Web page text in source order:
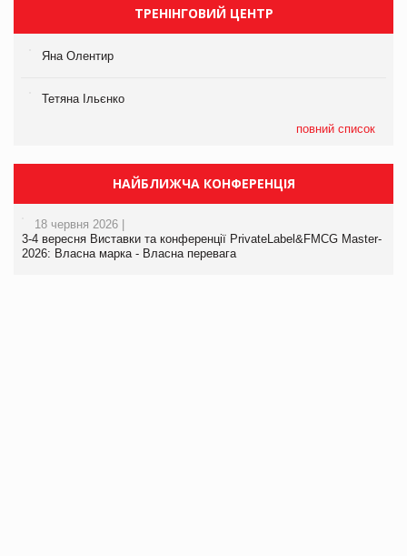
ТРЕНІНГОВИЙ ЦЕНТР
Яна Олентир
Тетяна Ільєнко
повний список
НАЙБЛИЖЧА КОНФЕРЕНЦІЯ
18 червня 2026 |
3-4 вересня Виставки та конференції PrivateLabel&FMCG Master-
2026: Власна марка - Власна перевага